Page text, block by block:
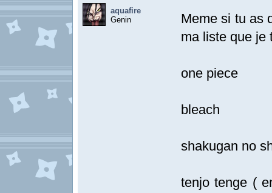
aquafire
Genin
Meme si tu as
ma liste que je
one piece
bleach
shakugan no
tenjo tenge (